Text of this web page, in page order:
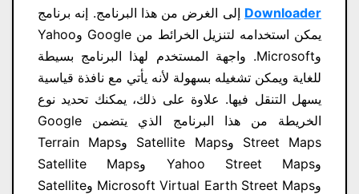
Downloader إلى الغرض من هذا البرنامج. إنه برنامج
يمكن استخدامه لتنزيل الخرائط من Google وYahoo
وMicrosoft. واجهة المستخدم لهذا البرنامج بسيطة
للغاية ويمكن تشغيله بسهولة لأنه يأتي مع نافذة قياسية
يسهل التنقل فيها. علاوة على ذلك، يمكنك تحديد نوع
الخريطة من هذا البرنامج الذي يتضمن Google
Street Maps وSatellite Maps وTerrain Maps
وYahoo Street Maps وSatellite Maps
وMicrosoft Virtual Earth Street Maps وSatellite